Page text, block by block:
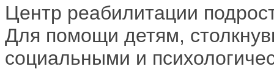
Центр реабилитации
Для помощи детям,
социальными и